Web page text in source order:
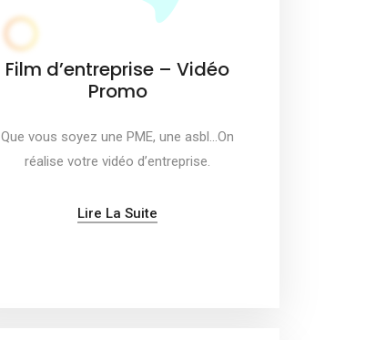
Film d’entreprise – Vidéo
Promo
Que vous soyez une PME, une asbl…On
réalise votre vidéo d’entreprise.
Lire La Suite